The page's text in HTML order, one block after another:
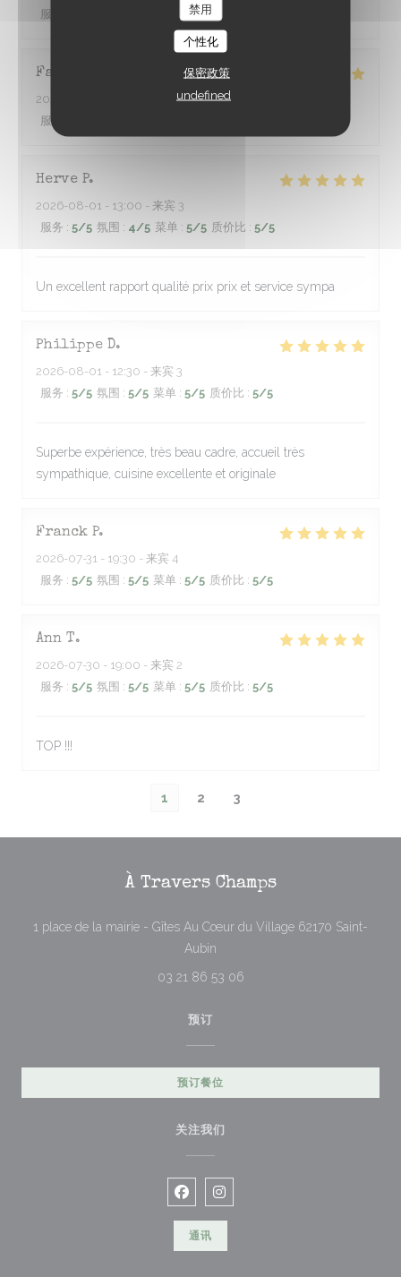
禁用
个性化
保密政策
undefined
服务
5/5 质价比
Fabien
2026-08-01
- 20:00 - 来宾 6
服务
Herve P
2026-08-01 - 13:00 - 来宾 3
服务 : 5/5 氛围 : 4/5 菜单 : 5/5 质价比 : 5/5
Un excellent rapport qualité prix prix et service sympa
Philippe D
2026-08-01 - 12:30 - 来宾 3
服务 : 5/5 氛围 : 5/5 菜单 : 5/5 质价比 : 5/5
Superbe expérience, très beau cadre, accueil très
sympathique, cuisine excellente et originale
Franck P
2026-07-31 - 19:30 - 来宾 4
服务 : 5/5 氛围 : 5/5 菜单 : 5/5 质价比 : 5/5
Ann T
2026-07-30 - 19:00 - 来宾 2
服务 : 5/5 氛围 : 5/5 菜单 : 5/5 质价比 : 5/5
TOP !!!
1 2 3
À Travers Champs
1 place de la mairie - Gîtes Au Cœur du Village 62170 Saint-
Aubin
03 21 86 53 06
预订
预订餐位
关注我们
Facebook ((在新窗口中打开))
Instagram ((在新窗口中打开))
通讯